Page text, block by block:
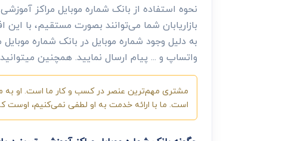
نحوه استفاده از بانک شماره موبایل مراکز
بازاریابان شما می‌توانند بصورت مستقیم، با
به دلیل وجود شماره موبایل در بانک شماره
واتساپ و ... پیام ارسال نمایید. همچنین
مشتری مهم‌ترین عنصر در کسب و کار ما است. او به
است. ما با ارائه خدمت به او لطفی نمی‌کنیم،